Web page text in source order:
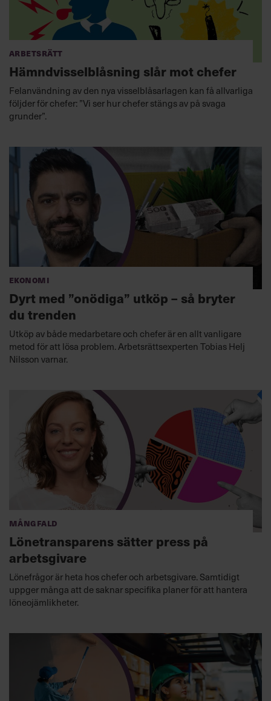
Arbetsrätt
Hämndvisselblåsning slår mot chefer
Felanvändning av den nya visselblåsarlagen kan få allvarliga
följder för chefer: ”Vi ser hur chefer stängs av på svaga
grunder”.
Ekonomi
Dyrt med ”onödiga” utköp – så bryter
du trenden
Utköp av både medarbetare och chefer är en allt vanligare
metod för att lösa problem. Arbetsrättsexperten Tobias Helj
Nilsson varnar.
Mångfald
Lönetransparens sätter press på
arbetsgivare
Lönefrågor är heta hos chefer och arbetsgivare. Samtidigt
uppger många att de saknar specifika planer för att hantera
löneojämlikheter.